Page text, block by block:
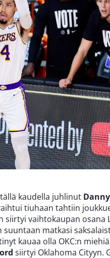
kaudella juhlinut
tiuhaan tahtiin
siirtyi vaihtokaupan osana
matkasi
kauaa olla OKC:n
siirtyi Oklahoma Cityyn.